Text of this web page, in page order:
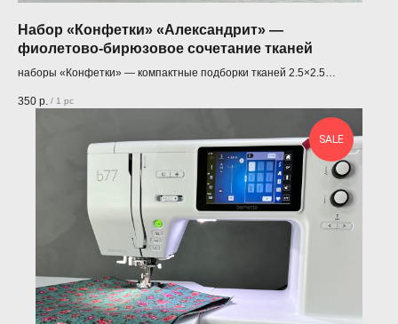
Набор «Конфетки» «Александрит» —
фиолетово-бирюзовое сочетание тканей
наборы «Конфетки» — компактные подборки тканей 2.5×2.5
350 р. / 1 pc
SALE